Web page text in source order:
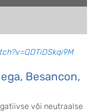
Besancon,
või neutraalse